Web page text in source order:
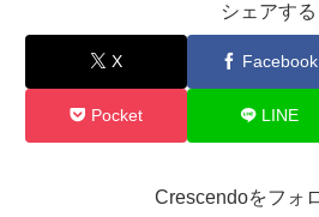
シェアする
X Facebook
Pocket LINE
Crescendoをフォ